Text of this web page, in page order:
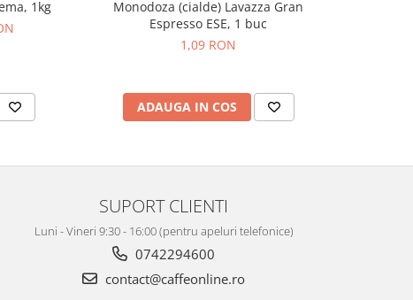
1kg
Monodoza (cialde) Lavazza Gran
Espresso ESE, 1 buc
1,09 RON
ADAUGA IN COS
SUPORT CLIENTI
Luni - Vineri 9:30 - 16:00 (pentru apeluri telefonice)
0742294600
contact@caffeonline.ro